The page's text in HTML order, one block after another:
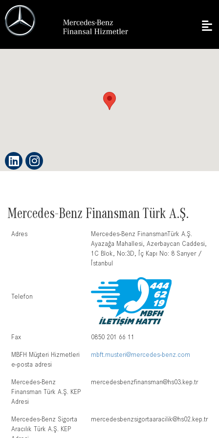
Mercedes-Benz Finansman Türk A.Ş.
Adres
Mercedes-Benz FinansmanTürk A.Ş.
Ayazağa Mahallesi, Azerbaycan Caddesi,
1C Blok, No:3D, İç Kapı No: 8 Sarıyer /
İstanbul
Telefon
Fax 0850 201 66 11
MBFH Müşteri Hizmetleri
e-posta adresi
mbft.musteri@mercedes-benz.com
Mercedes-Benz
Finansman Türk A.Ş. KEP
Adresi
mercedesbenzfinansman@hs03.kep.tr
Mercedes-Benz Sigorta
Aracılık Türk A.Ş. KEP
mercedesbenzsigortaaracilik@hs02.kep.tr